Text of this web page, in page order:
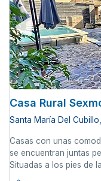
Casa Rural
Santa María Del
Casas con unas
se encuentran juntas
Situadas a los pies de